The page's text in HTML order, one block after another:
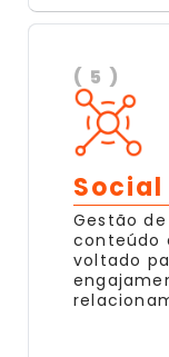
( 5 )
Social
Gestão
conteúdo
voltado